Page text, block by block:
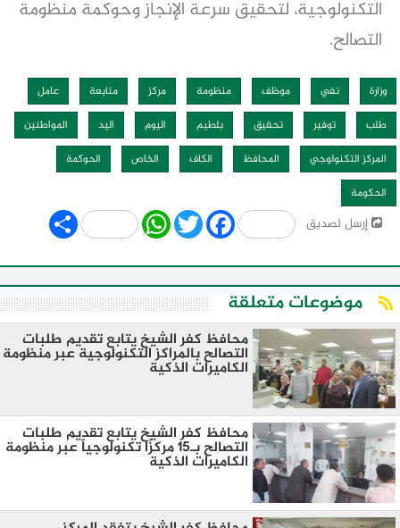
التكنولوجية، لتحقيق سرعة الإنجاز وحوكمة منظومة
التصالح.
وزارة نفي موظف منظومة مركز متابعة
عامل
طلب
توفير تحقيق بلطيم اليوم اليد
المواطنين
المركز التكنولوجي
المحافظ الكاف الخاص
الحوكمة
الحكومة
إرسل لصديق Share WhatsApp
Twitter Facebook
موضوعات متعلقة
محافظ كفر الشيخ يتابع تقديم طلبات
التصالح بالمراكز التكنولوجية عبر منظومة
الكاميرات الذكية
محافظ كفر الشيخ يتابع تقديم طلبات
التصالح بـ15 مركزًا تكنولوجياً عبر منظومة
الكاميرات الذكية